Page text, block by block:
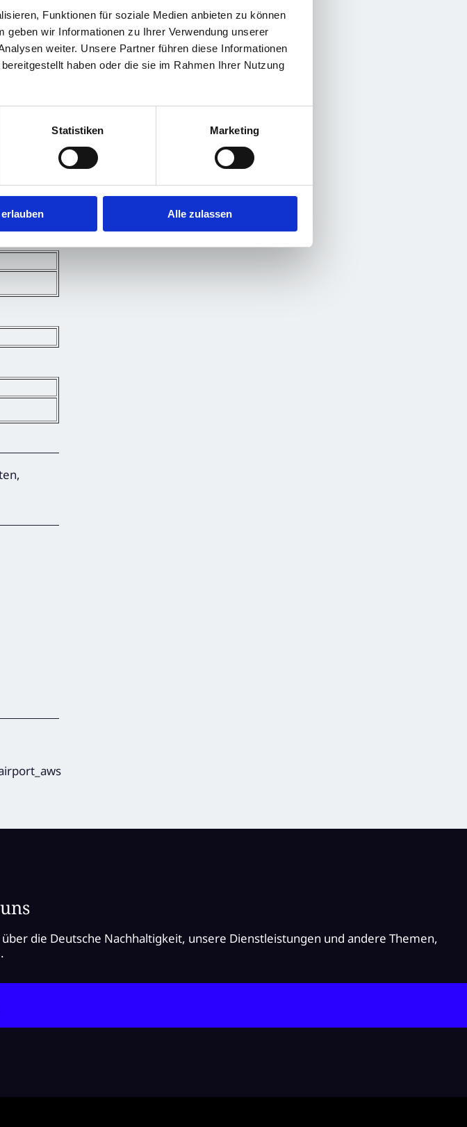
Funktionen für soziale Medien anbieten zu können
wir Informationen zu Ihrer Verwendung unserer
weiter. Unsere Partner führen diese Informationen
haben oder die sie im Rahmen Ihrer Nutzung
Statistiken Marketing
Alle zulassen
die Deutsche Nachhaltigkeit, unsere Dienstleistungen und andere Themen,